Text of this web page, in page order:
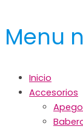
Menu
Inicio
Accesorios